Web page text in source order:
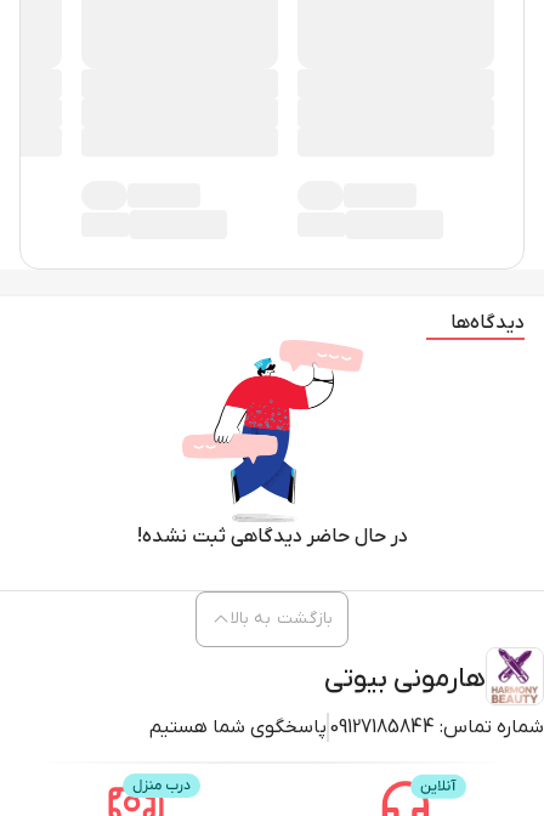
دیدگاه‌ها
در حال حاضر دیدگاهی ثبت نشده!
هارمونی بیوتی
شماره تماس: 09127185844 پاسخگوی شما هستیم
بازگشت به بالا